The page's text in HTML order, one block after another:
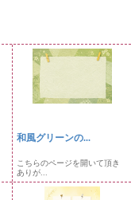
和風グリーンの...
こちらのページを開いて頂き
ありが...